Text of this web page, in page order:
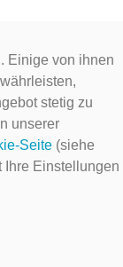
Einige von ihnen
stetig zu
unserer
Seite (siehe
Ihre Einstellungen